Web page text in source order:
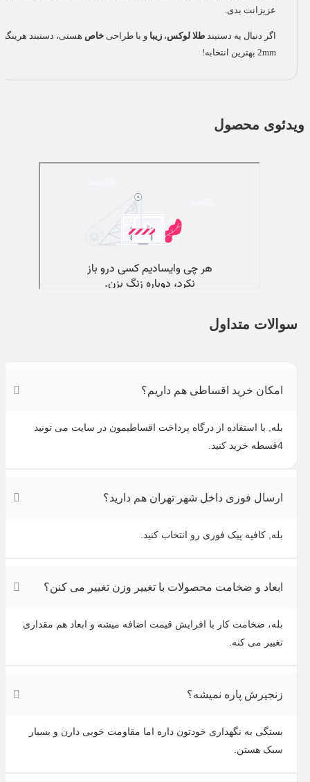
عزیزانت بدی.
اگر دنبال یه دستبند طلا لوکس، زیبا و با طراحی خاص هستی، دستبند
2mm بهترین انتخابه!
ویدئوی محصول
سوالات متداول
امکان خرید اقساطی هم داریم؟
بله, با استفاده از درگاه پرداخت اقساطیمون در سایت می تونید
4قسطه خرید کنید.
ارسال فوری داخل شهر تهران هم دارید؟
بله, کافیه پیک فوری رو انتخاب کنید.
ابعاد و ضخامت محصولات با تغییر وزن تغییر می کنن؟
بله، ضخامت کار با افرایش قیمت اضافه میشه و ابعاد هم مقداری
تغییر می کنه.
زنجیرش پاره نمیشه؟
بستگی به نگهداری خودتون داره اما مقاومت خوبی دارن و بسیار
سبک هستن.